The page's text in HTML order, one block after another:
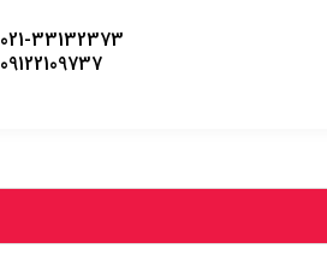
021-33132373
09122109737